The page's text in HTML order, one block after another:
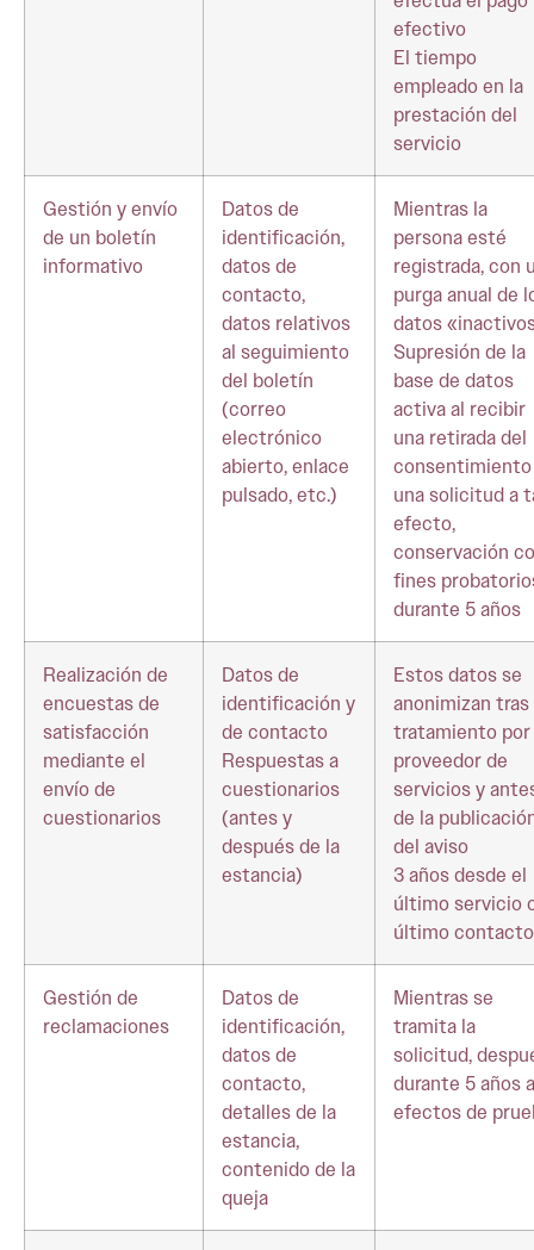
efectivo
El tiempo
empleado en la
prestación del
servicio
Gestión y envío
de un boletín
informativo
Datos de
identificación,
datos de
contacto,
datos relativos
al seguimiento
del boletín
(correo
electrónico
abierto, enlace
pulsado, etc.)
Mientras la
persona esté
registrada, con
purga anual de
datos
Supresión de la
base de datos
activa al recibir
una retirada del
una solicitud a
efecto,
conservación
fines
durante 5 años
Realización de
encuestas de
satisfacción
mediante el
envío de
cuestionarios
Datos de
identificación y
de contacto
Respuestas a
cuestionarios
(antes y
después de la
estancia)
Estos datos se
anonimizan tras
tratamiento por
proveedor de
servicios y
de la
del aviso
3 años desde el
último servicio
último contacto
Gestión de
reclamaciones
Datos de
identificación,
datos de
contacto,
detalles de la
estancia,
contenido de la
queja
Mientras se
tramita la
solicitud,
durante 5 años a
efectos de